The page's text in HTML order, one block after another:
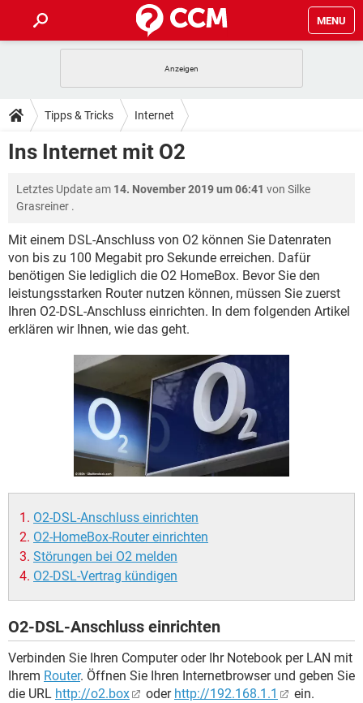
MENU
ANDROID
WINDOWS 10
FACEBOOK
TIPPS & TRICKS
SPIELE
ANDROID
WINDOWS 10 INSTAGRAM
FACEBOOK HARDWARE
DOWNLOADS
ANDROID
WHATSAPP TIKTOK
FACEBOOK HARDWARE
FORUM
ANDROID IOS
WINDOWS 10 INSTAGRAM
WHATSAPP TIKTOK
FACEBOOK
SPIELE STREAMING
ANDROID IOS
WINDOWS 10 INSTAGRAM
HARDWARE
Tipps & Tricks Internet
Ins Internet mit O2
Letztes Update am 14. November 2019 um 06:41 von Silke
Grasreiner .
Mit einem DSL-Anschluss von O2 können Sie Datenraten
von bis zu 100 Megabit pro Sekunde erreichen. Dafür
benötigen Sie lediglich die O2 HomeBox. Bevor Sie den
leistungsstarken Router nutzen können, müssen Sie zuerst
Ihren O2-DSL-Anschluss einrichten. In dem folgenden Artikel
erklären wir Ihnen, wie das geht.
O2-DSL-Anschluss einrichten
O2-HomeBox-Router einrichten
Störungen bei O2 melden
O2-DSL-Vertrag kündigen
O2-DSL-Anschluss einrichten
Verbinden Sie Ihren Computer oder Ihr Notebook per LAN mit
Ihrem Router. Öffnen Sie Ihren Internetbrowser und geben Sie
die URL http://o2.box oder http://192.168.1.1
ein.